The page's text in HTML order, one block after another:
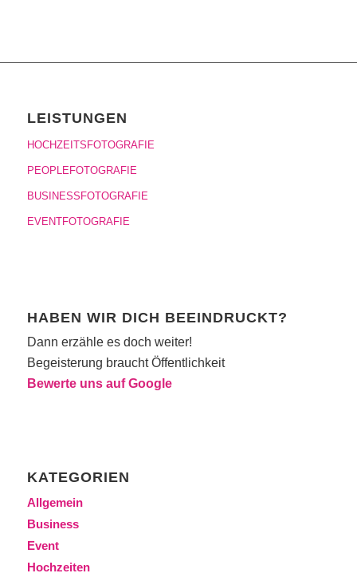
LEISTUNGEN
HOCHZEITSFOTOGRAFIE
PEOPLEFOTOGRAFIE
BUSINESSFOTOGRAFIE
EVENTFOTOGRAFIE
HABEN WIR DICH BEEINDRUCKT?
Dann erzähle es doch weiter!
Begeisterung braucht Öffentlichkeit
Bewerte uns auf Google
KATEGORIEN
Allgemein
Business
Event
Hochzeiten